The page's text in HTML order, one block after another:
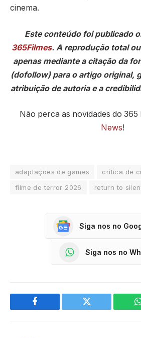
cinema.
Este conteúdo foi publicado
365Filmes. A reprodução total
apenas mediante a citação da
(dofollow) para o artigo original,
atribuição de autoria e a
Não perca as novidades do 365
News!
adaptações de games
crítica de
filme de terror 2026
return to
Siga nos no
Siga nos no
Facebook Twitter